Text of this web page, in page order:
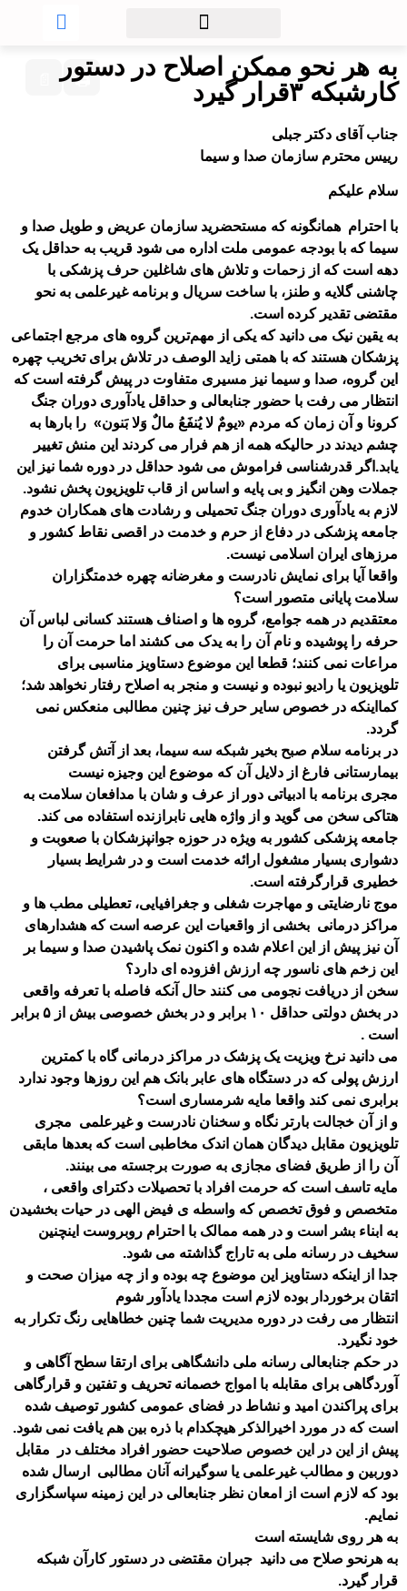
🖨
به هر نحو ممکن اصلاح در دستور
کارشبکه ۳قرار گیرد
جناب آقای دکتر جبلی
رییس محترم سازمان صدا و سیما
سلام علیکم
با احترام همانگونه که مستحضرید سازمان عریض و طویل صدا و
سیما که با بودجه عمومی ملت اداره می شود قریب به حداقل یک
دهه است که از زحمات و تلاش های شاغلین حرف پزشکی با
چاشنی گلایه و طنز، با ساخت سریال و برنامه غیرعلمی به نحو
مقتضی تقدیر کرده است.
به یقین نیک می دانید که یکی از مهم‌ترین گروه های مرجع اجتماعی
پزشکان هستند که با همتی زاید الوصف در تلاش برای تخریب چهره
این گروه، صدا و سیما نیز مسیری متفاوت در پیش گرفته است که
انتظار می رفت با حضور جنابعالی و حداقل یادآوری دوران جنگ
کرونا و آن زمان که مردم «یومٌ لا یُنفَعُ مالٌ وَلا بَنون» را بارها به
چشم دیدند در حالیکه همه از هم فرار می کردند این منش تغییر
یابد.اگر قدرشناسی فراموش می شود حداقل در دوره شما نیز این
جملات وهن انگیز و بی پایه و اساس از قاب تلویزیون پخش نشود.
لازم به یادآوری دوران جنگ تحمیلی و رشادت های همکاران خدوم
جامعه پزشکی در دفاع از حرم و خدمت در اقصی نقاط کشور و
مرزهای ایران اسلامی نیست.
واقعا آیا برای نمایش نادرست و مغرضانه چهره خدمتگزاران
سلامت پایانی متصور است؟
معتقدیم در همه جوامع، گروه ها و اصناف هستند کسانی لباس آن
حرفه را پوشیده و نام آن را به یدک می کشند اما حرمت آن را
مراعات نمی کنند؛ قطعا این موضوع دستاویز مناسبی برای
تلویزیون یا رادیو نبوده و نیست و منجر به اصلاح رفتار نخواهد شد؛
کمااینکه در خصوص سایر حرف نیز چنین مطالبی منعکس نمی
گردد.
در برنامه سلام صبح بخیر شبکه سه سیما، بعد از آتش گرفتن
بیمارستانی فارغ از دلایل آن که موضوع این وجیزه نیست
مجری برنامه با ادبیاتی دور از عرف و شان با مدافعان سلامت به
هتاکی سخن می گوید و از واژه هایی نابرازنده استفاده می کند.
جامعه پزشکی کشور به ویژه در حوزه جوانپزشکان با صعوبت و
دشواری بسیار مشغول ارائه خدمت است و در شرایط بسیار
خطیری قرارگرفته است.
موج نارضایتی و مهاجرت شغلی و جغرافیایی، تعطیلی مطب ها و
مراکز درمانی بخشی از واقعیات این عرصه است که هشدارهای
آن نیز پیش از این اعلام شده و اکنون نمک پاشیدن صدا و سیما بر
این زخم های ناسور چه ارزش افزوده ای دارد؟
سخن از دریافت نجومی می کنند حال آنکه فاصله با تعرفه واقعی
در بخش دولتی حداقل ۱۰ برابر و در بخش خصوصی بیش از ۵ برابر
است .
می دانید نرخ ویزیت یک پزشک در مراکز درمانی گاه با کمترین
ارزش پولی که در دستگاه های عابر بانک هم این روزها وجود ندارد
برابری نمی کند واقعا مایه شرمساری است؟
و از آن خجالت بارتر نگاه و سخنان نادرست و غیرعلمی مجری
تلویزیون مقابل دیدگان همان اندک مخاطبی است که بعدها مابقی
آن را از طریق فضای مجازی به صورت برجسته می بینند.
مایه تاسف است که حرمت افراد با تحصیلات دکترای واقعی ،
متخصص و فوق تخصص که واسطه ی فیض الهی در حیات بخشیدن
به ابناء بشر است و در همه ممالک با احترام روبروست اینچنین
سخیف در رسانه ملی به تاراج گذاشته می شود.
جدا از اینکه دستاویز این موضوع چه بوده و از چه میزان صحت و
اتقان برخوردار بوده لازم است مجددا یادآور شوم
انتظار می رفت در دوره مدیریت شما چنین خطاهایی رنگ تکرار به
خود نگیرد.
در حکم جنابعالی رسانه ملی دانشگاهی برای ارتقا سطح آگاهی و
آوردگاهی برای مقابله با امواج خصمانه تحریف و تفتین و قرارگاهی
برای پراکندن امید و نشاط در فضای عمومی کشور توصیف شده
است که در مورد اخیرالذکر هیچکدام با ذره بین هم یافت نمی شود.
پیش از این در این خصوص صلاحیت حضور افراد مختلف در مقابل
دوربین و مطالب غیرعلمی یا سوگیرانه آنان مطالبی ارسال شده
بود که لازم است از امعان نظر جنابعالی در این زمینه سپاسگزاری
نمایم.
به هر روی شایسته است
به هرنحو صلاح می دانید جبران مقتضی در دستور کارآن شبکه
قرار گیرد.